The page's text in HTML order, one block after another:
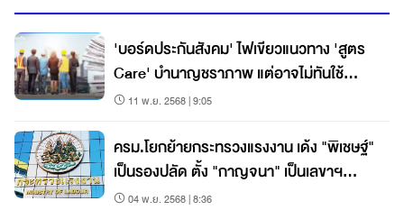
'บอร์ดประกันสังคม' ไฟเขียวแนวทาง 'สูตร
Care' บำนาญชราภาพ แต่อาจไม่ทันใช้
ม.ค.69
11 พ.ย. 2568 | 9:05
ครม.โยกย้ายกระทรวงแรงงาน เด้ง "พิเชษฐ์"
เป็นรองปลัด ตั้ง "กาญจนา" เป็นเลขาฯ
ประกันสังคม
04 พ.ย. 2568 | 8:36